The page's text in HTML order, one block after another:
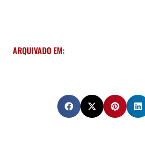
ARQUIVADO EM: